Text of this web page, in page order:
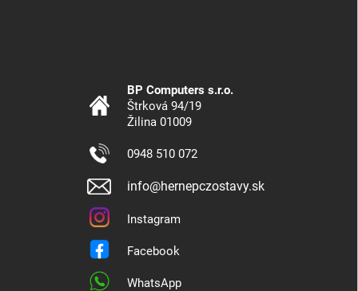
BP Computers s.r.o.
Štrková 94/19
Žilina 01009
0948 510 072
info@hernepczostavy.sk
Instagram
Facebook
WhatsApp